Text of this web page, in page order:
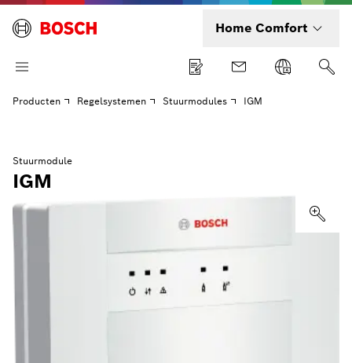
Home Comfort
Producten Regelsystemen Stuurmodules IGM
Stuurmodule
IGM